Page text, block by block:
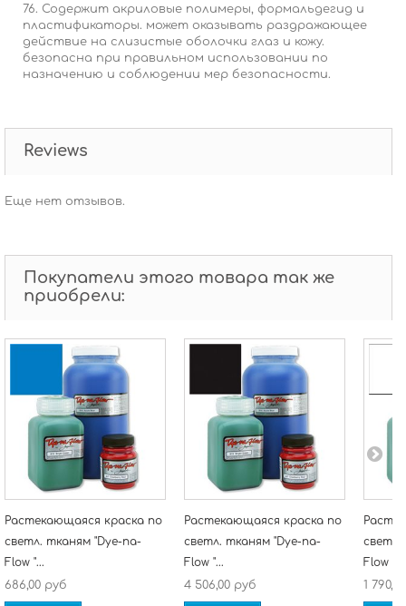
76. Содержит акриловые полимеры, формальдегид и
пластификаторы. может оказывать раздражающее
действие на слизистые оболочки глаз и кожу.
безопасна при правильном использовании по
назначению и соблюдении мер безопасности.
Reviews
Еще нет отзывов.
Покупатели этого товара так же
приобрели:
Растекающаяся краска по
светл. тканям "Dye-na-
Flow "...
686,00 руб
Растекающаяся краска по
светл. тканям "Dye-na-
Flow "...
4 506,00 руб
светл.
Flow "...
1